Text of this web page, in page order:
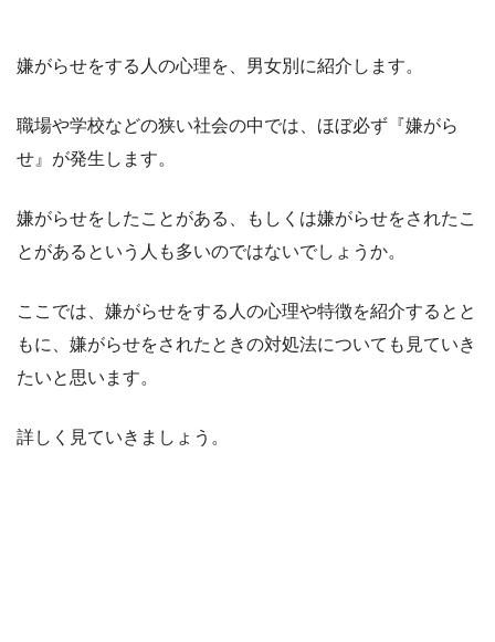
嫌がらせをする人の心理を、男女別に紹介します。
職場や学校などの狭い社会の中では、ほぼ必ず『嫌がら
せ』が発生します。
嫌がらせをしたことがある、もしくは嫌がらせをされたこ
とがあるという人も多いのではないでしょうか。
ここでは、嫌がらせをする人の心理や特徴を紹介するとと
もに、嫌がらせをされたときの対処法についても見ていき
たいと思います。
詳しく見ていきましょう。